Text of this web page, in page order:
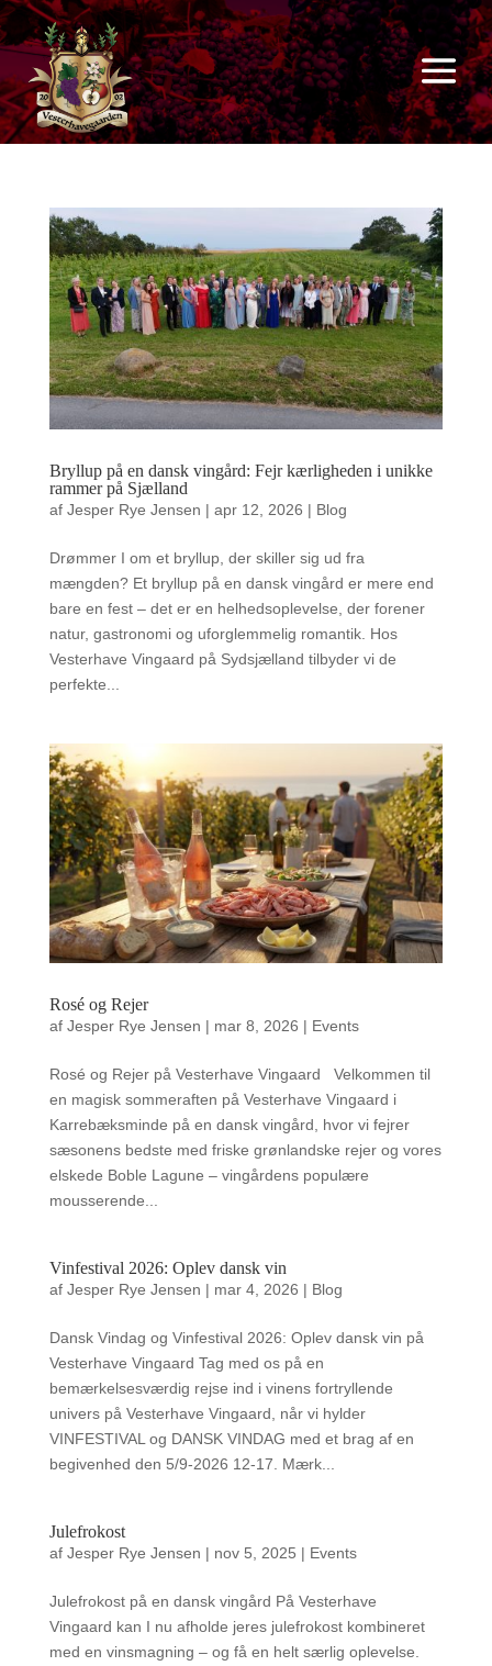
Bryllup på en dansk vingård: Fejr kærligheden i unikke
rammer på Sjælland
af Jesper Rye Jensen | apr 12, 2026 | Blog
Drømmer I om et bryllup, der skiller sig ud fra
mængden? Et bryllup på en dansk vingård er mere end
bare en fest – det er en helhedsoplevelse, der forener
natur, gastronomi og uforglemmelig romantik. Hos
Vesterhave Vingaard på Sydsjælland tilbyder vi de
perfekte...
Rosé og Rejer
af Jesper Rye Jensen | mar 8, 2026 | Events
Rosé og Rejer på Vesterhave Vingaard Velkommen til
en magisk sommeraften på Vesterhave Vingaard i
Karrebæksminde på en dansk vingård, hvor vi fejrer
sæsonens bedste med friske grønlandske rejer og vores
elskede Boble Lagune – vingårdens populære
mousserende...
Vinfestival 2026: Oplev dansk vin
af Jesper Rye Jensen | mar 4, 2026 | Blog
Dansk Vindag og Vinfestival 2026: Oplev dansk vin på
Vesterhave Vingaard Tag med os på en
bemærkelsesværdig rejse ind i vinens fortryllende
univers på Vesterhave Vingaard, når vi hylder
VINFESTIVAL og DANSK VINDAG med et brag af en
begivenhed den 5/9-2026 12-17. Mærk...
Julefrokost
af Jesper Rye Jensen | nov 5, 2025 | Events
Julefrokost på en dansk vingård På Vesterhave
Vingaard kan I nu afholde jeres julefrokost kombineret
med en vinsmagning – og få en helt særlig oplevelse.